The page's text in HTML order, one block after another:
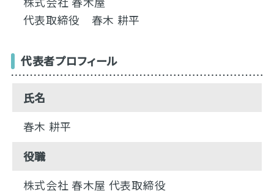
代表取締役 春木 耕平
代表者プロフィール
氏名
春木 耕平
役職
株式会社 春木屋 代表取締役